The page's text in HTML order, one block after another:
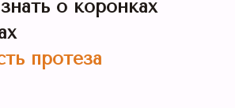
о коронках
протеза